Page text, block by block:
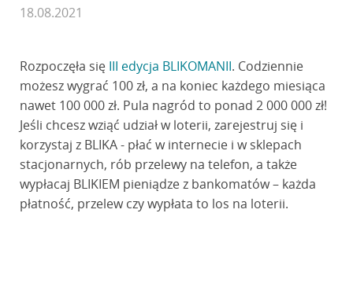
18.08.2021
Rozpoczęła się III edycja BLIKOMANII. Codziennie
możesz wygrać 100 zł, a na koniec każdego miesiąca
nawet 100 000 zł. Pula nagród to ponad 2 000 000 zł!
Jeśli chcesz wziąć udział w loterii, zarejestruj się i
korzystaj z BLIKA - płać w internecie i w sklepach
stacjonarnych, rób przelewy na telefon, a także
wypłacaj BLIKIEM pieniądze z bankomatów – każda
płatność, przelew czy wypłata to los na loterii.